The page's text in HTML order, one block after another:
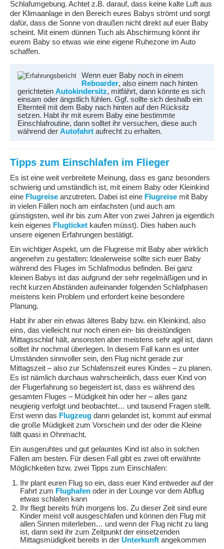
Schlafumgebung. Achtet z.B. darauf, dass keine kalte Luft aus
der Klimaanlage in den Bereich eures Babys strömt und sorgt
dafür, dass die Sonne von draußen nicht direkt auf euer Baby
scheint. Mit einem dünnen Tuch als Abschirmung könnt ihr
eurem Baby so etwas wie eine eigene Ruhezone im Auto
schaffen.
Wenn euer Baby noch in einem
Reboarder, also einem nach hinten
gerichteten Autokindersitz, mitfährt, dann könnte es sich
einsam oder ängstlich fühlen. Ggf. sollte sich deshalb ein
Elternteil mit dem Baby nach hinten auf den Rücksitz
setzen. Habt ihr mit eurem Baby eine bestimmte
Einschlafroutine, dann solltet ihr versuchen, diese auch
während der Autofahrt aufrecht zu erhalten.
Tipps zum Einschlafen im Flieger
Es ist eine weit verbreitete Meinung, dass es ganz besonders
schwierig und umständlich ist, mit einem Baby oder Kleinkind
eine Flugreise anzutreten. Dabei ist eine Flugreise mit Baby
in vielen Fällen noch am einfachsten (und auch am
günstigsten, weil ihr bis zum Alter von zwei Jahren ja eigentlich
kein eigenes Flugticket kaufen müsst). Dies haben auch
unsere eigenen Erfahrungen bestätigt.
Ein wichtiger Aspekt, um die Flugreise mit Baby aber wirklich
angenehm zu gestalten: Idealerweise sollte sich euer Baby
während des Fluges im Schlafmodus befinden. Bei ganz
kleinen Babys ist das aufgrund der sehr regelmäßigen und in
recht kurzen Abständen aufeinander folgenden Schlafphasen
meistens kein Problem und erfordert keine besondere
Planung.
Habt ihr aber ein etwas älteres Baby bzw. ein Kleinkind, also
eins, das vielleicht nur noch einen ein- bis dreistündigen
Mittagsschlaf hält, ansonsten aber meistens sehr agil ist, dann
solltet ihr nochmal überlegen. In diesem Fall kann es unter
Umständen sinnvoller sein, den Flug nicht gerade zur
Mittagszeit – also zur Schlafenszeit eures Kindes – zu planen.
Es ist nämlich durchaus wahrscheinlich, dass euer Kind von
der Flugerfahrung so begeistert ist, dass es während des
gesamten Fluges – Müdigkeit hin oder her – alles ganz
neugierig verfolgt und beobachtet… und tausend Fragen stellt.
Erst wenn das Flugzeug dann gelandet ist, kommt auf einmal
die große Müdigkeit zum Vorschein und der oder die Kleine
fällt quasi in Ohnmacht.
Ein ausgeruhtes und gut gelauntes Kind ist also in solchen
Fällen am besten. Für diesen Fall gibt es zwei oft erwähnte
Möglichkeiten bzw. zwei Tipps zum Einschlafen:
Ihr plant euren Flug so ein, dass euer Kind entweder auf der
Fahrt zum Flughafen oder in der Lounge vor dem Abflug
etwas schlafen kann
Ihr fliegt bereits früh morgens los. Zu dieser Zeit sind eure
Kinder meist voll ausgeschlafen und können den Flug mit
allen Sinnen miterleben… und wenn der Flug nicht zu lang
ist, dann seid ihr zum Zeitpunkt der einsetzenden
Mittagsmüdigkeit bereits in der Unterkunft angekommen